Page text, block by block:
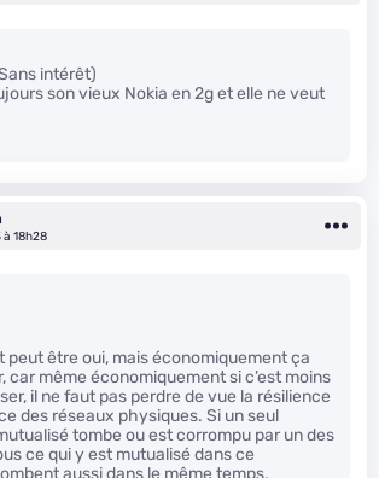
intérêt)
son vieux Nokia en 2g et elle ne veut
18h28
peut être oui, mais économiquement ça
car même économiquement si c’est moins
il ne faut pas perdre de vue la résilience
des réseaux physiques. Si un seul
tombe ou est corrompu par un des
ce qui y est mutualisé dans ce